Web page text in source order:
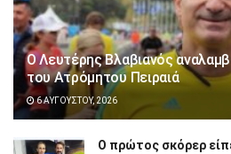
Ο Λευτέρης Βλαβιανός
του Ατρόμητου Πειραιά
6 ΑΥΓΟΎΣΤΟΥ, 2026
Ο πρώτος σκόρερ